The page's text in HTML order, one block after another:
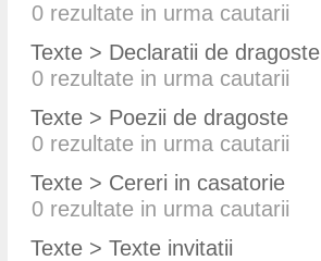
0 rezultate in urma cautarii
Texte > Declaratii de dragoste
0 rezultate in urma cautarii
Texte > Poezii de dragoste
0 rezultate in urma cautarii
Texte > Cereri in casatorie
0 rezultate in urma cautarii
Texte > Texte invitatii